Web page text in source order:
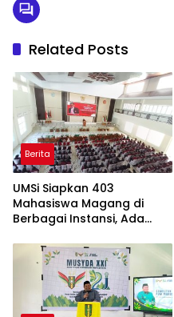
Related Posts
Berita
UMSi Siapkan 403
Mahasiswa Magang di
Berbagai Instansi, Ada
Taiwan